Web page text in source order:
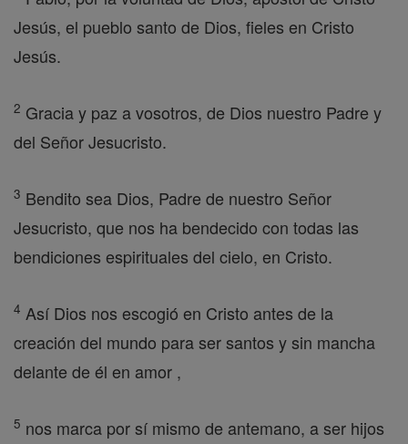
Jesús, el pueblo santo de Dios, fieles en Cristo
Jesús.
2 Gracia y paz a vosotros, de Dios nuestro Padre y
del Señor Jesucristo.
3 Bendito sea Dios, Padre de nuestro Señor
Jesucristo, que nos ha bendecido con todas las
bendiciones espirituales del cielo, en Cristo.
4 Así Dios nos escogió en Cristo antes de la
creación del mundo para ser santos y sin mancha
delante de él en amor ,
5 nos marca por sí mismo de antemano, a ser hijos